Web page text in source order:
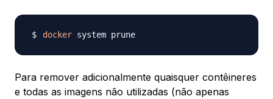
docker
Para remover adicionalmente quaisquer contêineres
e todas as imagens não utilizadas (não apenas